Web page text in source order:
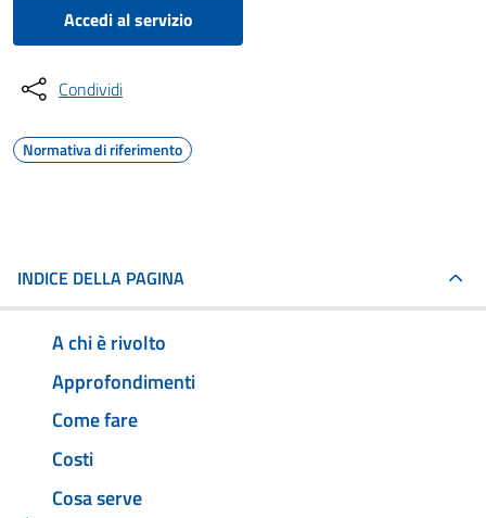
Accedi al servizio
Condividi
Normativa di riferimento
INDICE DELLA PAGINA
A chi è rivolto
Approfondimenti
Come fare
Costi
Cosa serve